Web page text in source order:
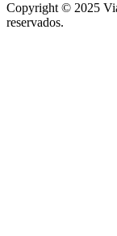
Copyright © 2025
reservados.